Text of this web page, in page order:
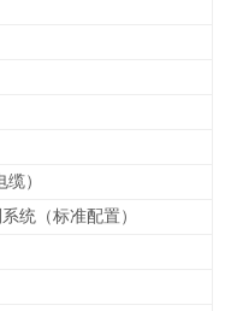
）
统（标准配置）